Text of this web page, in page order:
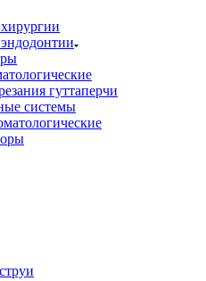
гуттаперчи
системы